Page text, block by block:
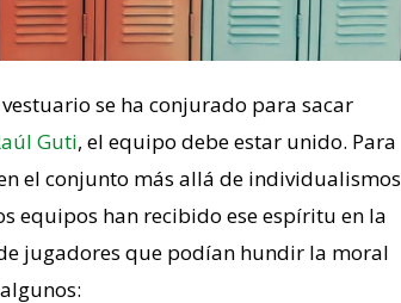
se ha conjurado para sacar
Guti, el equipo debe estar unido. Para
el conjunto más allá de individualismos
equipos han recibido ese espíritu en la
jugadores que podían hundir la moral